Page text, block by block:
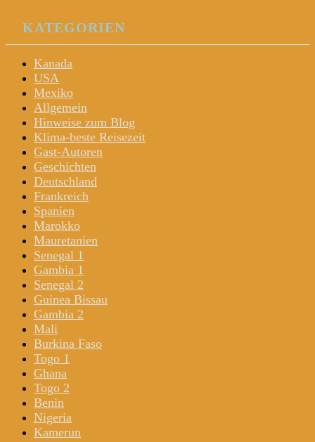
KATEGORIEN
Kanada
USA
Mexiko
Allgemein
Hinweise zum Blog
Klima-beste Reisezeit
Gast-Autoren
Geschichten
Deutschland
Frankreich
Spanien
Marokko
Mauretanien
Senegal 1
Gambia 1
Senegal 2
Guinea Bissau
Gambia 2
Mali
Burkina Faso
Togo 1
Ghana
Togo 2
Benin
Nigeria
Kamerun